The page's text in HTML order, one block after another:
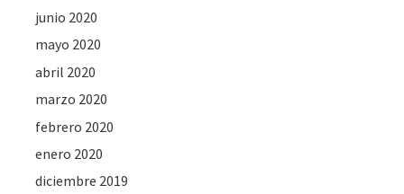
junio 2020
mayo 2020
abril 2020
marzo 2020
febrero 2020
enero 2020
diciembre 2019